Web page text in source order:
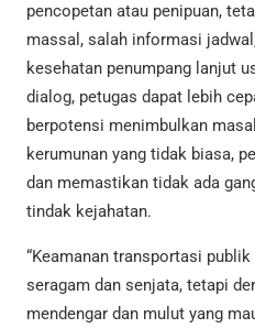
pencopetan atau penipuan,
massal, salah informasi
kesehatan penumpang lanjut
dialog, petugas dapat lebih
berpotensi menimbulkan
kerumunan yang tidak biasa,
dan memastikan tidak ada
tindak kejahatan.
“Keamanan transportasi
seragam dan senjata, tetapi
mendengar dan mulut yang